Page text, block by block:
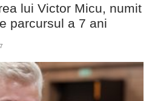
lui Victor Micu, numit
parcursul a 7 ani